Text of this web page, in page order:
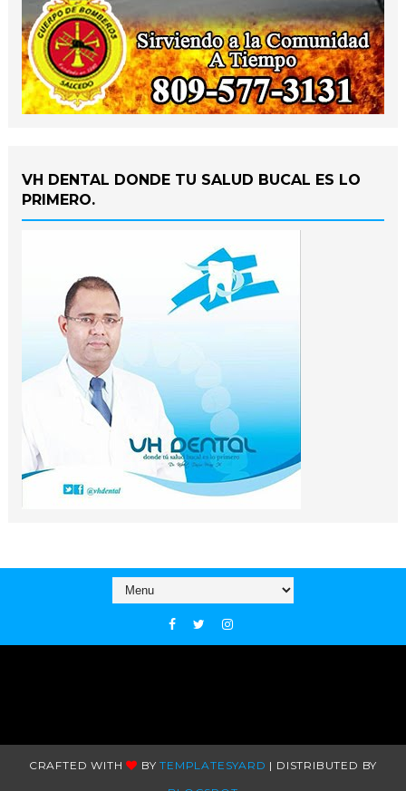
VH DENTAL DONDE TU SALUD BUCAL ES LO
PRIMERO.
CRAFTED WITH BYTEMPLATESYARD | DISTRIBUTED BY